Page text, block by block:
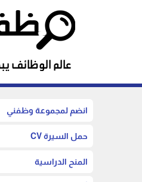
انضم لمجموعة وظفني
حمل السيرة CV
المنح الدراسية